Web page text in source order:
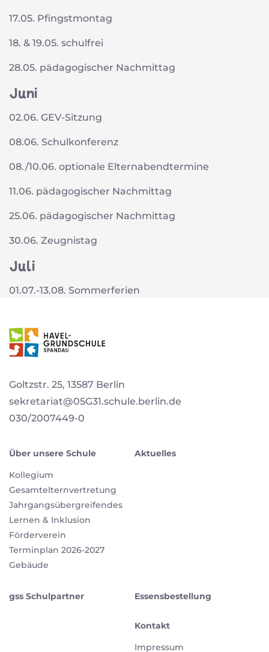
17.05. Pfingstmontag
18. & 19.05. schulfrei
28.05. pädagogischer Nachmittag
Juni
02.06. GEV-Sitzung
08.06. Schulkonferenz
08./10.06. optionale Elternabendtermine
11.06. pädagogischer Nachmittag
25.06. pädagogischer Nachmittag
30.06. Zeugnistag
Juli
01.07.-13.08. Sommerferien
Goltzstr. 25, 13587 Berlin
sekretariat@05G31.schule.berlin.de
030/2007449-0
Über unsere Schule
Kollegium
Gesamtelternvertretung
Jahrgangsübergreifendes
Lernen & Inklusion
Förderverein
Terminplan 2026-2027
Gebäude
Aktuelles
gss Schulpartner Essensbestellung
Kontakt
Impressum